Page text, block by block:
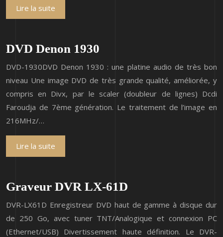
Lire la suite
DVD Denon 1930
DVD-1930DVD Denon 1930 : une platine audio de très bon
niveau Une image DVD de très grande qualité, améliorée, y
compris en Divx, par le scaler (doubleur de lignes) Dcdi
Faroudja de 7ème génération. Le traitement de l’image en
216MHz/…
Lire la suite
Graveur DVR LX-61D
DVR-LX61D Enregistreur DVD haut de gamme à disque dur
de 250 Go, avec tuner TNT/Analogique et connexion PC
(Ethernet/USB) Divertissement haute définition. Le DVR-